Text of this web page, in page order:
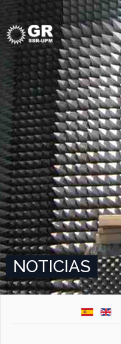
NOTICIAS